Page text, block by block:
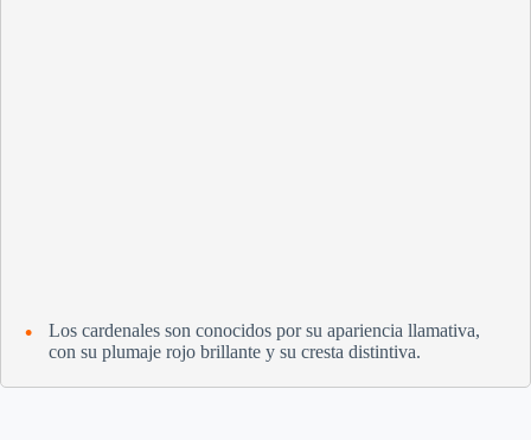
Los cardenales son conocidos por su apariencia llamativa,
con su plumaje rojo brillante y su cresta distintiva.